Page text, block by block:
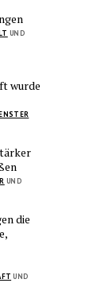
UND
wurde
UND
die
UND